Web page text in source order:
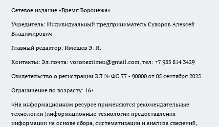
Сетевое издание «Время Воронежа»
Учредитель: Индивидуальный предприниматель Суворов Алексей
Владимирович
Главный редактор: Имешев Э. И.
Контакты: Эл.почта: voroneztimes@gmail.com, тел: +7 985 814 3429
Свидетельство о регистрации ЭЛ № ФС 77 - 90000 от 05 сентября 2025
Ограничение по возрасту: 16+
«На информационном ресурсе применяются рекомендательные
технологии (информационные технологии предоставления
информации на основе сбора, систематизации и анализа сведений,